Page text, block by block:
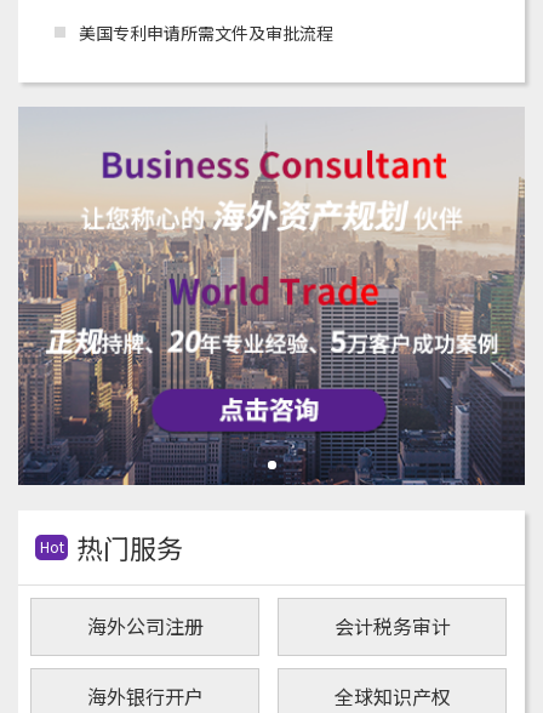
美国专利申请所需文件及审批流程
Hot 热门服务
海外公司注册 会计税务审计
海外银行开户 全球知识产权